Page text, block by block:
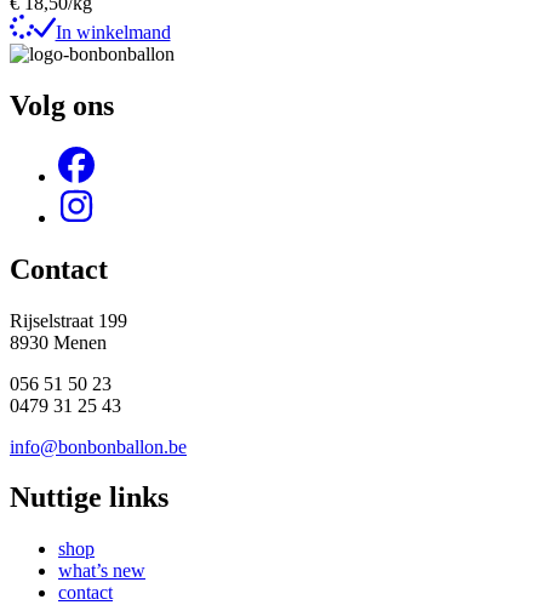
In winkelmand
Volg ons
Contact
Rijselstraat 199
8930 Menen
056 51 50 23
0479 31 25 43
info@bonbonballon.be
Nuttige links
shop
what’s new
contact